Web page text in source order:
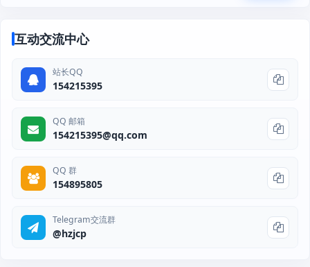
互动交流中心
站长QQ
154215395
QQ 邮箱
154215395@qq.com
QQ 群
154895805
Telegram交流群
@hzjcp